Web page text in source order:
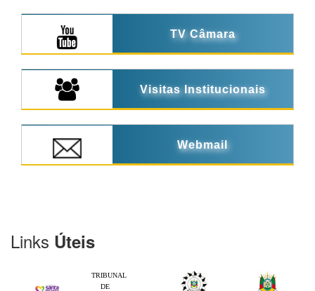
TV Câmara
Visitas Institucionais
Webmail
Links Úteis
TRIBUNAL
DE